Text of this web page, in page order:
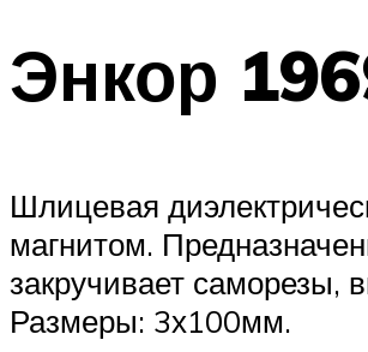
Энкор
Шлицевая
магнитом.
закручивает
Размеры: 3х100мм.